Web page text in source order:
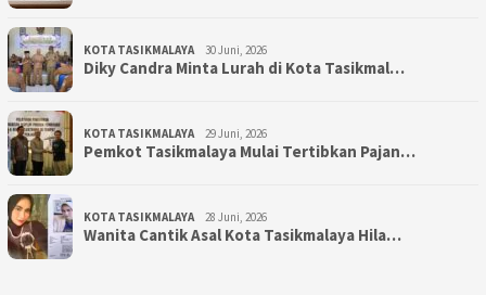
KOTA TASIKMALAYA 30 Juni, 2026
Diky Candra Minta Lurah di Kota Tasikmal…
KOTA TASIKMALAYA 29 Juni, 2026
Pemkot Tasikmalaya Mulai Tertibkan Pajan…
KOTA TASIKMALAYA 28 Juni, 2026
Wanita Cantik Asal Kota Tasikmalaya Hila…